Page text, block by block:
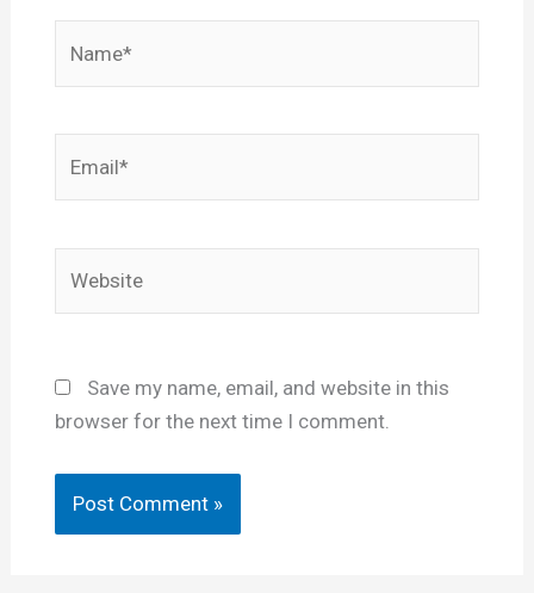
Save my name, email, and website in this
browser for the next time I comment.